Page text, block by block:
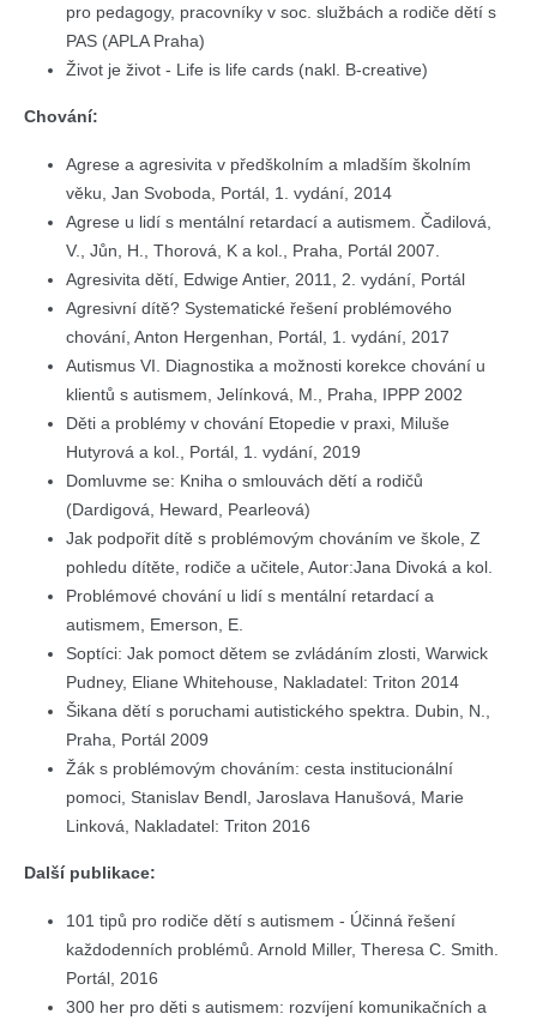
pro pedagogy, pracovníky v soc. službách a rodiče dětí s
PAS (APLA Praha)
Život je život - Life is life cards (nakl. B-creative)
Chování:
Agrese a agresivita v předškolním a mladším školním
věku, Jan Svoboda, Portál, 1. vydání, 2014
Agrese u lidí s mentální retardací a autismem. Čadilová,
V., Jůn, H., Thorová, K a kol., Praha, Portál 2007.
Agresivita dětí, Edwige Antier, 2011, 2. vydání, Portál
Agresivní dítě? Systematické řešení problémového
chování, Anton Hergenhan, Portál, 1. vydání, 2017
Autismus VI. Diagnostika a možnosti korekce chování u
klientů s autismem, Jelínková, M., Praha, IPPP 2002
Děti a problémy v chování Etopedie v praxi, Miluše
Hutyrová a kol., Portál, 1. vydání, 2019
Domluvme se: Kniha o smlouvách dětí a rodičů
(Dardigová, Heward, Pearleová)
Jak podpořit dítě s problémovým chováním ve škole, Z
pohledu dítěte, rodiče a učitele, Autor:Jana Divoká a kol.
Problémové chování u lidí s mentální retardací a
autismem, Emerson, E.
Soptíci: Jak pomoct dětem se zvládáním zlosti, Warwick
Pudney, Eliane Whitehouse, Nakladatel: Triton 2014
Šikana dětí s poruchami autistického spektra. Dubin, N.,
Praha, Portál 2009
Žák s problémovým chováním: cesta institucionální
pomoci, Stanislav Bendl, Jaroslava Hanušová, Marie
Linková, Nakladatel: Triton 2016
Další publikace:
101 tipů pro rodiče dětí s autismem - Účinná řešení
každodenních problémů. Arnold Miller, Theresa C. Smith.
Portál, 2016
300 her pro děti s autismem: rozvíjení komunikačních a